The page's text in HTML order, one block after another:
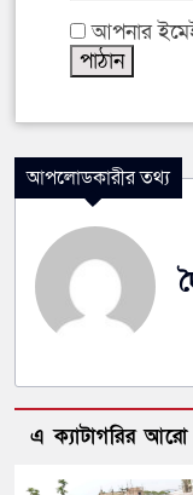
আপনার
আপলোডকারীর তথ্য
এ ক্যাটাগরির